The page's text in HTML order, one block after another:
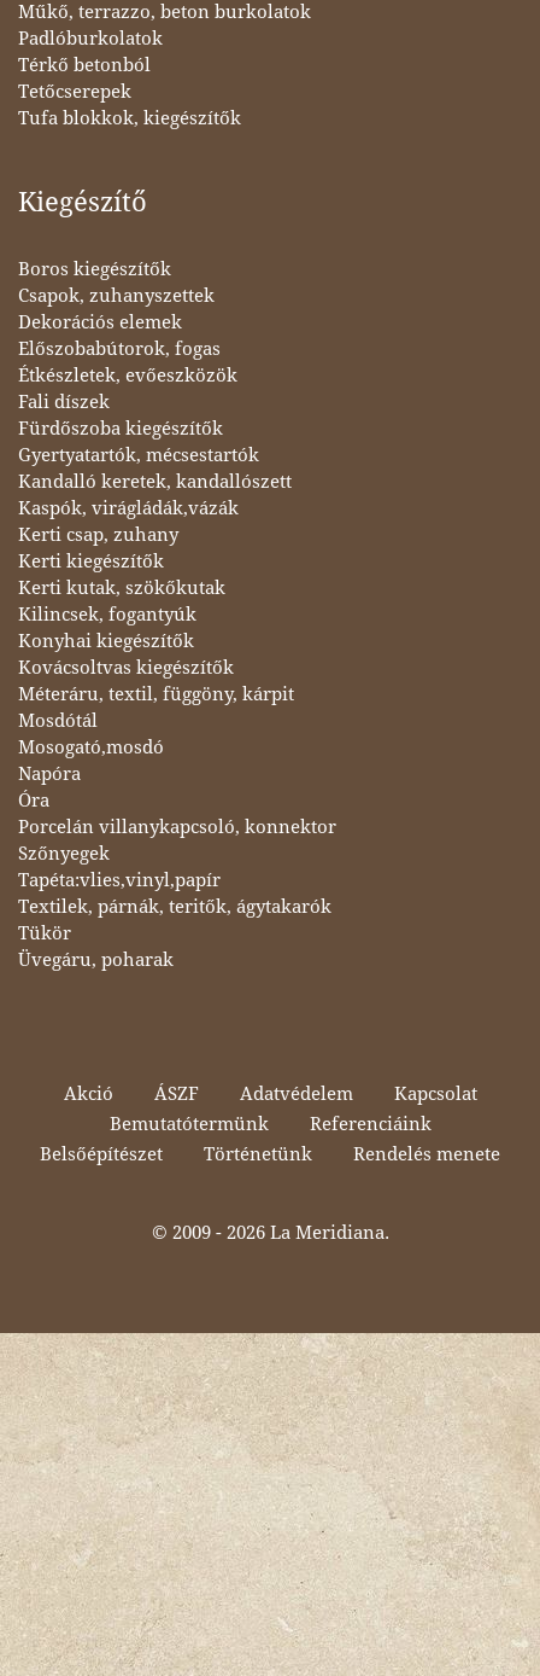
Műkő, terrazzo, beton burkolatok
Padlóburkolatok
Térkő betonból
Tetőcserepek
Tufa blokkok, kiegészítők
Kiegészítő
Boros kiegészítők
Csapok, zuhanyszettek
Dekorációs elemek
Előszobabútorok, fogas
Étkészletek, evőeszközök
Fali díszek
Fürdőszoba kiegészítők
Gyertyatartók, mécsestartók
Kandalló keretek, kandallószett
Kaspók, virágládák,vázák
Kerti csap, zuhany
Kerti kiegészítők
Kerti kutak, szökőkutak
Kilincsek, fogantyúk
Konyhai kiegészítők
Kovácsoltvas kiegészítők
Méteráru, textil, függöny, kárpit
Mosdótál
Mosogató,mosdó
Napóra
Óra
Porcelán villanykapcsoló, konnektor
Szőnyegek
Tapéta:vlies,vinyl,papír
Textilek, párnák, teritők, ágytakarók
Tükör
Üvegáru, poharak
Akció ÁSZF Adatvédelem
Kapcsolat
Bemutatótermünk
Referenciáink
Belsőépítészet
Történetünk Rendelés menete
© 2009 - 2026 La Meridiana.